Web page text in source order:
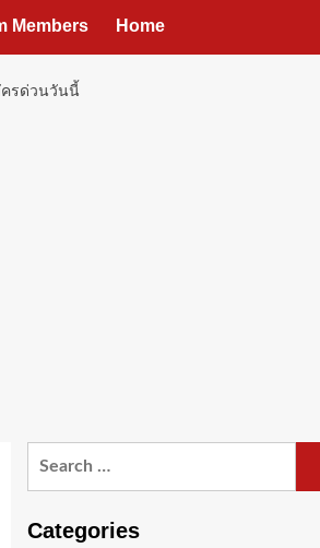
Members Home
ครด่วนวันนี้
Categories